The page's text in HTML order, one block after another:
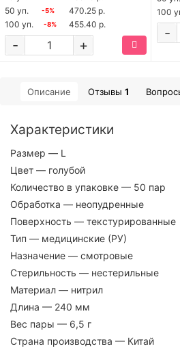
50 уп.
-5%
470.25 р.
100 уп.
-8% 455.40 р.
+
-
100
-
Описание Отзывы 1
Характеристики
Размер — L
Цвет — голубой
Количество в упаковке — 50 пар
Обработка — неопудренные
Поверхность — текстурированные
Тип — медицинские (РУ)
Назначение — смотровые
Стерильность — нестерильные
Материал — нитрил
Длина — 240 мм
Вес пары — 6,5 г
Страна производства — Китай